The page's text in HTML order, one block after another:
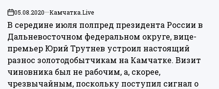
on05.08.2020 Камчатка.Live
В середине июля полпред президента России в
Дальневосточном федеральном округе, вице-
премьер Юрий Трутнев устроил настоящий
разнос золотодобытчикам на Камчатке. Визит
чиновника был не рабочим, а, скорее,
чрезвычайным, поскольку поступил сигнал о